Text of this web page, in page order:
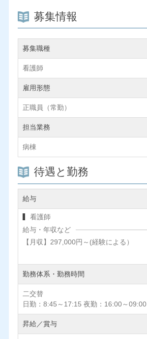
募集情報
募集職種
看護師
雇用形態
正職員（常勤）
担当業務
病棟
待遇と勤務
給与
看護師
給与・年収など
【月収】297,000円～(経験による）
勤務体系・勤務時間
二交替
日勤：8:45～17:15 夜勤：16:00～09:00
昇給／賞与